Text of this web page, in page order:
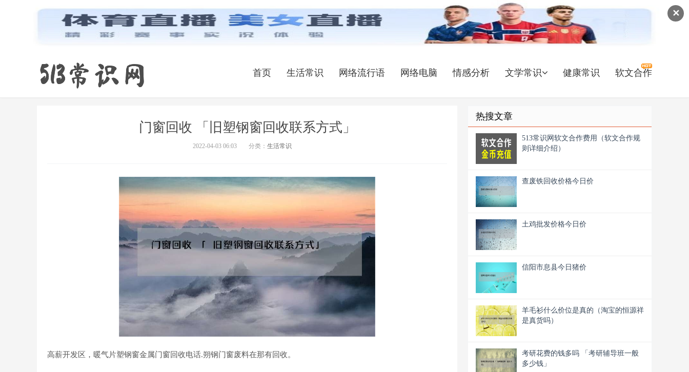
✕
首页 生活常识 网络流行语 网络电脑 情感分析 文学常识 健康常识 软文合作
门窗回收 「旧塑钢窗回收联系方式」
2022-04-03 06:03 分类： 生活常识
高薪开发区，暖气片塑钢窗金属门窗回收电话.朔钢门窗废料在那有回收。
热搜文章
513常识网软文合作费用（软文合作规
则详细介绍）
查废铁回收价格今日价
土鸡批发价格今日价
信阳市息县今日猪价
羊毛衫什么价位是真的（淘宝的恒源祥
是真货吗）
考研花费的钱多吗 「考研辅导班一般
多少钱」